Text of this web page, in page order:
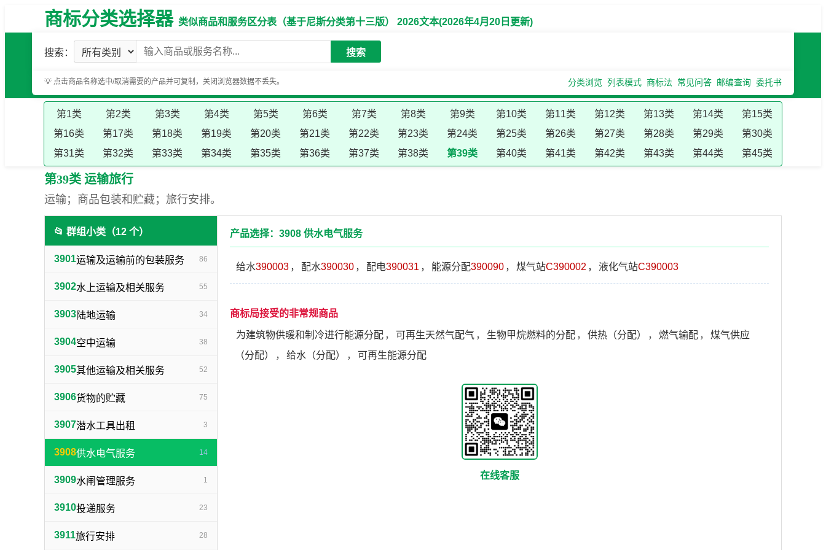
商标分类选择器类似商品和服务区分表（基于尼斯分类第十三版） 2026文本(2026年4月20日更新)
搜索： 搜索
💡 点击商品名称选中/取消需要的产品并可复制，关闭浏览器数据不丢失。 分类浏览 列表模式 商标法 常见问答 邮编查询 委托书
第1类 第2类 第3类 第4类 第5类 第6类 第7类 第8类 第9类 第10类 第11类 第12类 第13类 第14类
第15类
第16类
第17类 第18类 第19类 第20类 第21类 第22类 第23类 第24类 第25类 第26类 第27类 第28类 第29类
第30类
第31类
第32类 第33类 第34类 第35类 第36类 第37类 第38类 第39类 第40类 第41类 第42类 第43类 第44类 第45类
第39类 运输旅行
运输；商品包装和贮藏；旅行安排。
📂 群组小类（12 个）
3901运输及运输前的包装服务 86
3902水上运输及相关服务 55
3903陆地运输 34
3904空中运输 38
3905其他运输及相关服务 52
3906货物的贮藏 75
3907潜水工具出租 3
3908供水电气服务 14
3909水闸管理服务 1
3910投递服务 23
3911旅行安排 28
产品选择：3908 供水电气服务
给水390003 ， 配水390030 ， 配电390031 ， 能源分配390090 ， 煤气站C390002 ， 液化气站C390003
商标局接受的非常规商品
为建筑物供暖和制冷进行能源分配 ， 可再生天然气配气 ， 生物甲烷燃料的分配 ， 供热（分配） ， 燃气输配 ，
煤气供应
（分配）
， 给水（分配） ， 可再生能源分配
在线客服